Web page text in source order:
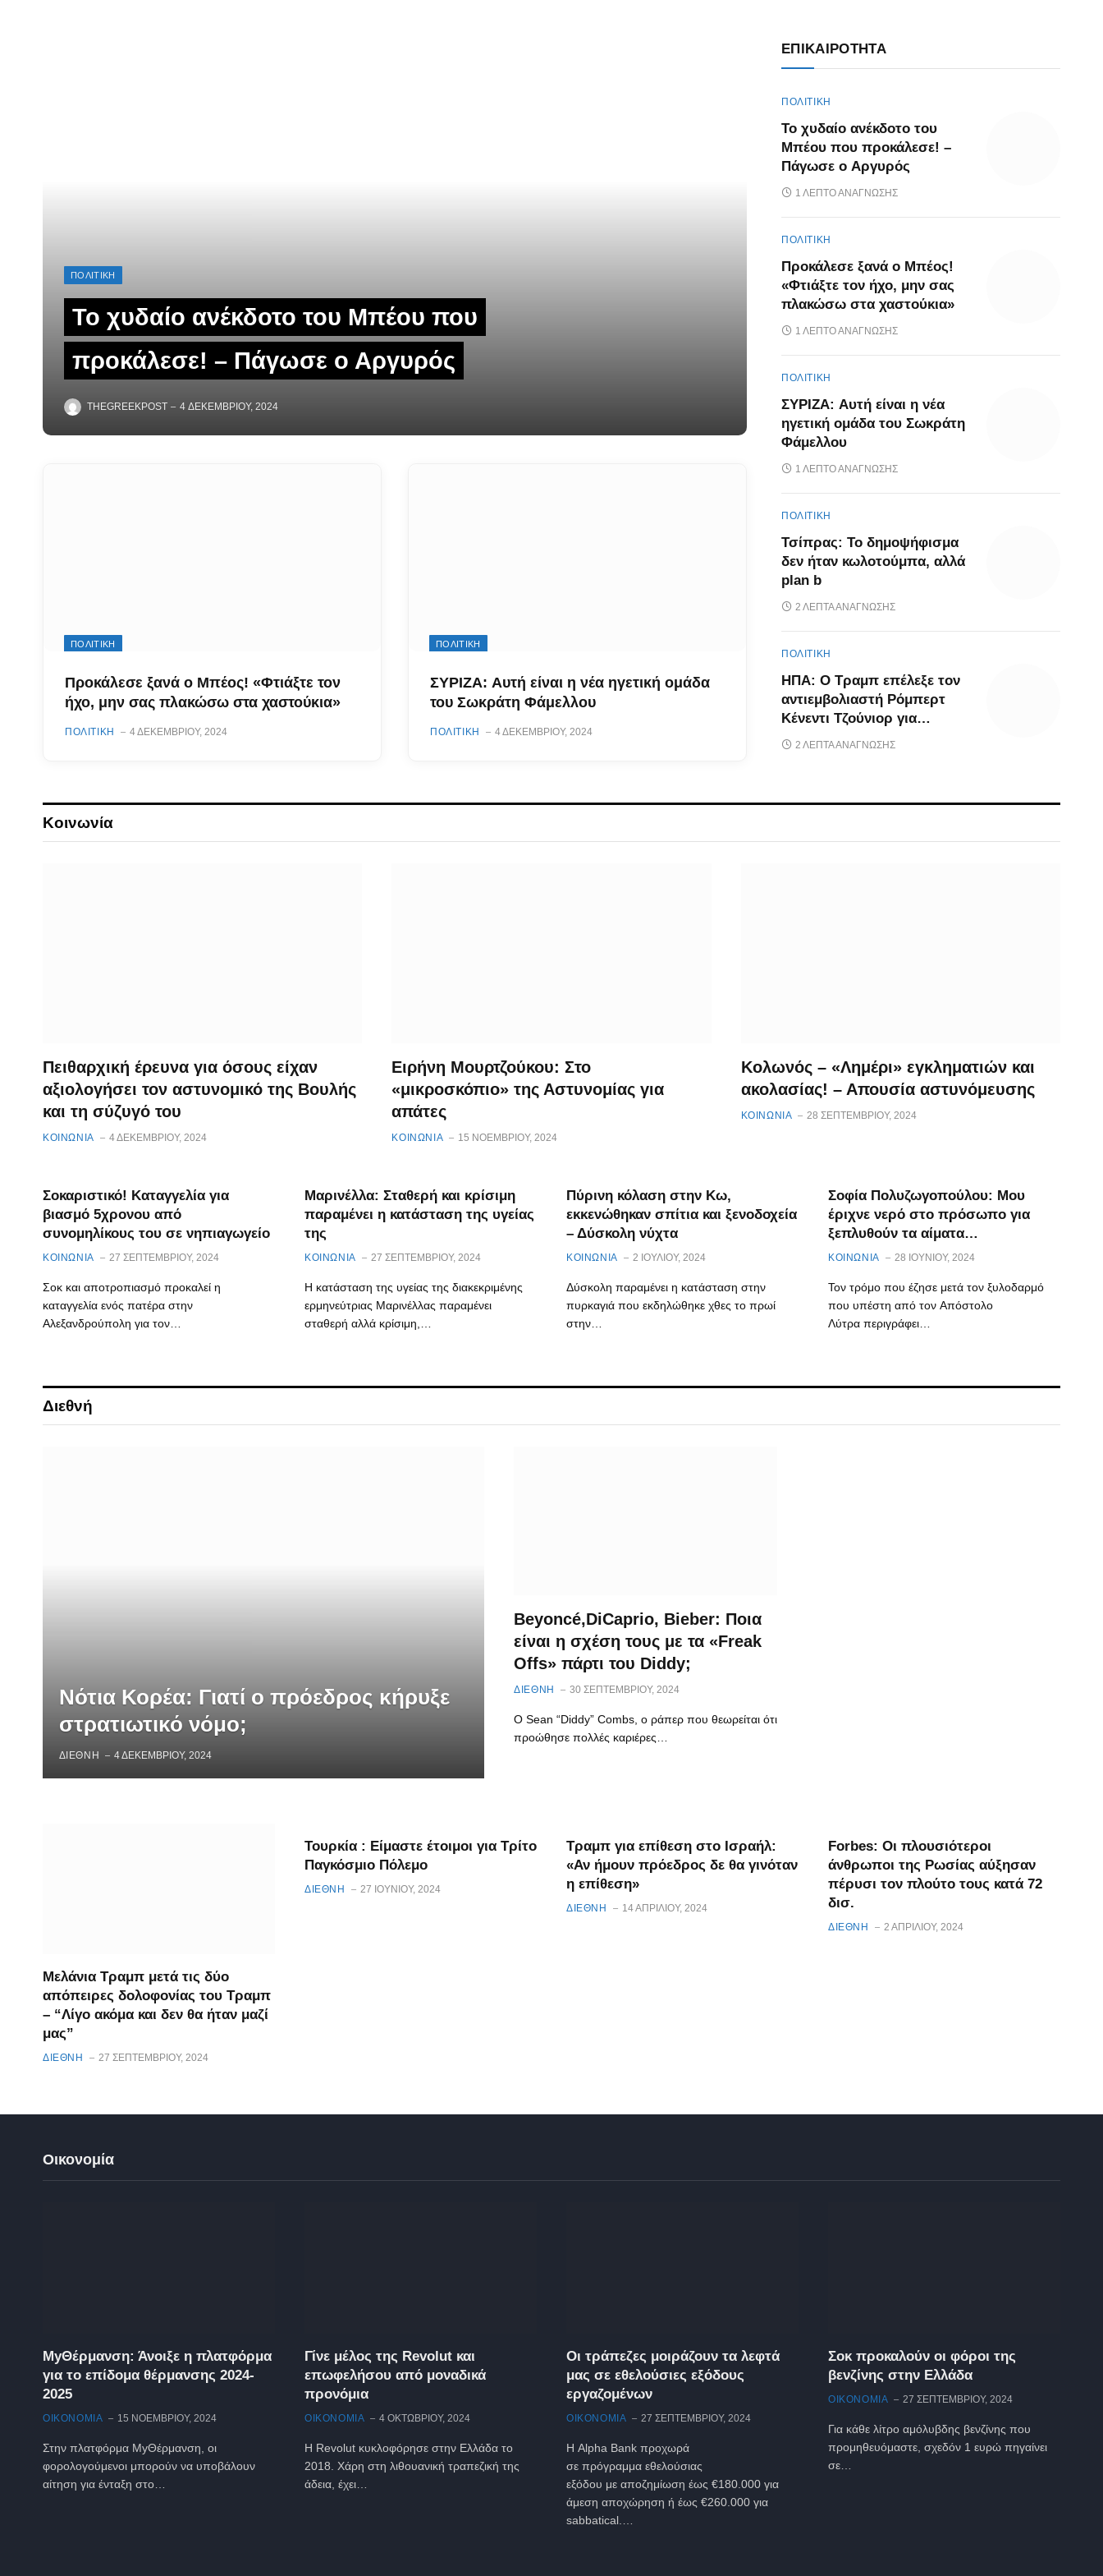
ΠΟΛΙΤΙΚΗ
Το χυδαίο ανέκδοτο του Μπέου που
προκάλεσε! – Πάγωσε ο Αργυρός
THEGREEKPOST 4 ΔΕΚΕΜΒΡΊΟΥ, 2024
ΠΟΛΙΤΙΚΗ
Προκάλεσε ξανά ο Μπέος! «Φτιάξτε τον
ήχο, μην σας πλακώσω στα χαστούκια»
ΠΟΛΙΤΙΚΗ 4 ΔΕΚΕΜΒΡΊΟΥ, 2024
ΠΟΛΙΤΙΚΗ
ΣΥΡΙΖΑ: Αυτή είναι η νέα ηγετική ομάδα
του Σωκράτη Φάμελλου
ΠΟΛΙΤΙΚΗ 4 ΔΕΚΕΜΒΡΊΟΥ, 2024
ΕΠΙΚΑΙΡΌΤΗΤΑ
ΠΟΛΙΤΙΚΗ
Το χυδαίο ανέκδοτο του
Μπέου που προκάλεσε! –
Πάγωσε ο Αργυρός
1 ΛΕΠΤΌ ΑΝΆΓΝΩΣΗΣ
ΠΟΛΙΤΙΚΗ
Προκάλεσε ξανά ο Μπέος!
«Φτιάξτε τον ήχο, μην σας
πλακώσω στα χαστούκια»
1 ΛΕΠΤΌ ΑΝΆΓΝΩΣΗΣ
ΠΟΛΙΤΙΚΗ
ΣΥΡΙΖΑ: Αυτή είναι η νέα
ηγετική ομάδα του Σωκράτη
Φάμελλου
1 ΛΕΠΤΌ ΑΝΆΓΝΩΣΗΣ
ΠΟΛΙΤΙΚΗ
Τσίπρας: Το δημοψήφισμα
δεν ήταν κωλοτούμπα, αλλά
plan b
2 ΛΕΠΤΆ ΑΝΆΓΝΩΣΗΣ
ΠΟΛΙΤΙΚΗ
ΗΠΑ: Ο Τραμπ επέλεξε τον
αντιεμβολιαστή Ρόμπερτ
Κένεντι Τζούνιορ για
υπουργόΥγείας
2 ΛΕΠΤΆ ΑΝΆΓΝΩΣΗΣ
Κοινωνία
Πειθαρχική έρευνα για όσους είχαν
αξιολογήσει τον αστυνομικό της Βουλής
και τη σύζυγό του
ΚΟΙΝΩΝΙΑ 4 ΔΕΚΕΜΒΡΊΟΥ, 2024
Ειρήνη Μουρτζούκου: Στο
«μικροσκόπιο» της Αστυνομίας για
απάτες
ΚΟΙΝΩΝΙΑ 15 ΝΟΕΜΒΡΊΟΥ, 2024
Κολωνός – «Λημέρι» εγκληματιών και
ακολασίας! – Απουσία αστυνόμευσης
ΚΟΙΝΩΝΙΑ 28 ΣΕΠΤΕΜΒΡΊΟΥ, 2024
Σοκαριστικό! Καταγγελία για
βιασμό 5χρονου από
συνομηλίκους του σε νηπιαγωγείο
ΚΟΙΝΩΝΙΑ 27 ΣΕΠΤΕΜΒΡΊΟΥ, 2024
Σοκ και αποτροπιασμό προκαλεί η
καταγγελία ενός πατέρα στην
Αλεξανδρούπολη για τον…
Μαρινέλλα: Σταθερή και κρίσιμη
παραμένει η κατάσταση της υγείας
της
ΚΟΙΝΩΝΙΑ 27 ΣΕΠΤΕΜΒΡΊΟΥ, 2024
Η κατάσταση της υγείας της διακεκριμένης
ερμηνεύτριας Μαρινέλλας παραμένει
σταθερή αλλά κρίσιμη,…
Πύρινη κόλαση στην Κω,
εκκενώθηκαν σπίτια και ξενοδοχεία
– Δύσκολη νύχτα
ΚΟΙΝΩΝΙΑ 2 ΙΟΥΛΊΟΥ, 2024
Δύσκολη παραμένει η κατάσταση στην
πυρκαγιά που εκδηλώθηκε χθες το πρωί
στην…
Σοφία Πολυζωγοπούλου: Μου
έριχνε νερό στο πρόσωπο για
ξεπλυθούν τα αίματα…
ΚΟΙΝΩΝΙΑ 28 ΙΟΥΝΊΟΥ, 2024
Τον τρόμο που έζησε μετά τον ξυλοδαρμό
που υπέστη από τον Απόστολο
Λύτρα περιγράφει…
Διεθνή
Νότια Κορέα: Γιατί ο πρόεδρος κήρυξε
στρατιωτικό νόμο;
ΔΙΕΘΝΗ 4 ΔΕΚΕΜΒΡΊΟΥ, 2024
Beyoncé,DiCaprio, Bieber: Ποια
είναι η σχέση τους με τα «Freak
Offs» πάρτι του Diddy;
ΔΙΕΘΝΗ 30 ΣΕΠΤΕΜΒΡΊΟΥ, 2024
Ο Sean “Diddy” Combs, o ράπερ που θεωρείται ότι
προώθησε πολλές καριέρες…
Μελάνια Τραμπ μετά τις δύο
απόπειρες δολοφονίας του Τραμπ
– “Λίγο ακόμα και δεν θα ήταν μαζί
μας”
ΔΙΕΘΝΗ 27 ΣΕΠΤΕΜΒΡΊΟΥ, 2024
Τουρκία : Είμαστε έτοιμοι για Τρίτο
Παγκόσμιο Πόλεμο
ΔΙΕΘΝΗ 27 ΙΟΥΝΊΟΥ, 2024
Τραμπ για επίθεση στο Ισραήλ:
«Αν ήμουν πρόεδρος δε θα γινόταν
η επίθεση»
ΔΙΕΘΝΗ 14 ΑΠΡΙΛΊΟΥ, 2024
Forbes: Οι πλουσιότεροι
άνθρωποι της Ρωσίας αύξησαν
πέρυσι τον πλούτο τους κατά 72
δισ.
ΔΙΕΘΝΗ 2 ΑΠΡΙΛΊΟΥ, 2024
Οικονομία
ΜyΘέρμανση: Άνοιξε η πλατφόρμα
για το επίδομα θέρμανσης 2024-
2025
ΟΙΚΟΝΟΜΙΑ 15 ΝΟΕΜΒΡΊΟΥ, 2024
Στην πλατφόρμα MyΘέρμανση, οι
φορολογούμενοι μπορούν να υποβάλουν
αίτηση για ένταξη στο…
Γίνε μέλος της Revolut και
επωφελήσου από μοναδικά
προνόμια
ΟΙΚΟΝΟΜΙΑ 4 ΟΚΤΩΒΡΊΟΥ, 2024
Η Revolut κυκλοφόρησε στην Ελλάδα το
2018. Χάρη στη λιθουανική τραπεζική της
άδεια, έχει…
Οι τράπεζες μοιράζουν τα λεφτά
μας σε εθελούσιες εξόδους
εργαζομένων
ΟΙΚΟΝΟΜΙΑ 27 ΣΕΠΤΕΜΒΡΊΟΥ, 2024
Η Alpha Bank προχωρά
σε πρόγραμμα εθελούσιας
εξόδου με αποζημίωση έως €180.000 για
άμεση αποχώρηση ή έως €260.000 για
sabbatical.…
Σοκ προκαλούν οι φόροι της
βενζίνης στην Ελλάδα
ΟΙΚΟΝΟΜΙΑ 27 ΣΕΠΤΕΜΒΡΊΟΥ, 2024
Για κάθε λίτρο αμόλυβδης βενζίνης που
προμηθευόμαστε, σχεδόν 1 ευρώ πηγαίνει
σε…